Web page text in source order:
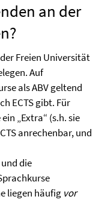
an der
Freien Universität
Auf
als ABV geltend
ECTS gibt. Für
„Extra“ (s.h. sie
anrechenbar, und
die
liegen häufig vor